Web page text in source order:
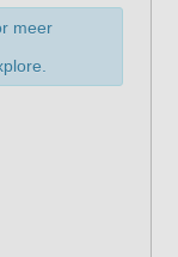
meer